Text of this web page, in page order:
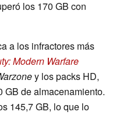
los 170 GB con
a los infractores más
Modern Warfare
y los packs HD,
GB de almacenamiento.
145,7 GB, lo que lo